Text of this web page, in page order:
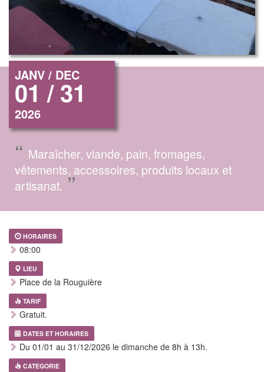
JANV / DEC
01 / 31
2026
“ Maraîcher, viande, pain, fromages,
vêtements, accessoires, produits locaux et
artisanat.”
HORAIRES
08:00
LIEU
Place de la Rouguière
TARIF
Gratuit.
DATES ET HORAIRES
Du 01/01 au 31/12/2026 le dimanche de 8h à 13h.
CATEGORIE